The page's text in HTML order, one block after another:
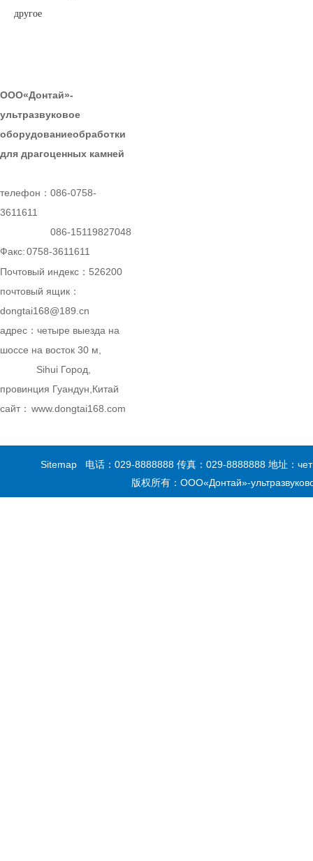
другое
ООО«Донтай»-
ультразвуковое
оборудованиеобработки
для драгоценных камней
телефон：086-0758-
3611611
086-15119827048
Факс:0758-3611611
Почтовый индекс：526200
почтовый ящик：
dongtai168@189.cn
адрес： четыре выезда на
шоссе на восток 30 м,
Sihui Город,
провинция Гуандун,Китай
сайт： www.dongtai168.com
Sitemap电话： 029-8888888传真： 029-8888888地址：
版权所有：ООО«Донтай»-